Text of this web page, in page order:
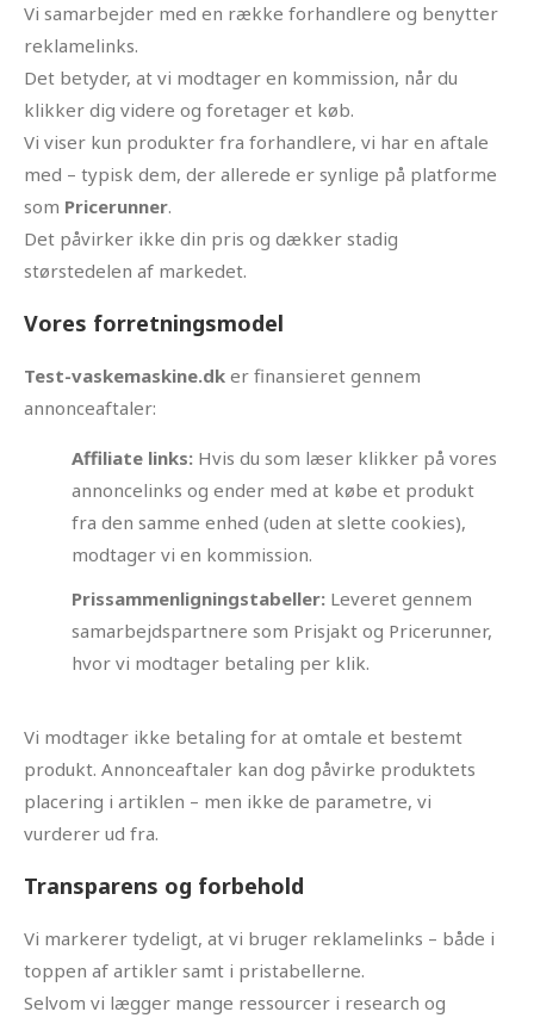
Vi samarbejder med en række forhandlere og benytter
reklamelinks.
Det betyder, at vi modtager en kommission, når du
klikker dig videre og foretager et køb.
Vi viser kun produkter fra forhandlere, vi har en aftale
med – typisk dem, der allerede er synlige på platforme
som Pricerunner.
Det påvirker ikke din pris og dækker stadig
størstedelen af markedet.
Vores forretningsmodel
Test-vaskemaskine.dk er finansieret gennem
annonceaftaler:
Affiliate links: Hvis du som læser klikker på vores
annoncelinks og ender med at købe et produkt
fra den samme enhed (uden at slette cookies),
modtager vi en kommission.
Prissammenligningstabeller: Leveret gennem
samarbejdspartnere som Prisjakt og Pricerunner,
hvor vi modtager betaling per klik.
Vi modtager ikke betaling for at omtale et bestemt
produkt. Annonceaftaler kan dog påvirke produktets
placering i artiklen – men ikke de parametre, vi
vurderer ud fra.
Transparens og forbehold
Vi markerer tydeligt, at vi bruger reklamelinks – både i
toppen af artikler samt i pristabellerne.
Selvom vi lægger mange ressourcer i research og